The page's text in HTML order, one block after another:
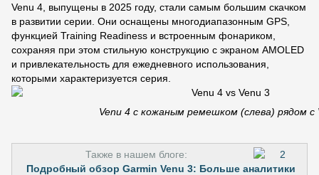
Venu 4, выпущены в 2025 году, стали самым большим скачком
в развитии серии. Они оснащены многодиапазонным GPS,
функцией Training Readiness и встроенным фонариком,
сохраняя при этом стильную конструкцию с экраном AMOLED
и привлекательность для ежедневного использования,
которыми характеризуется серия.
Venu 4 с кожаным ремешком (слева) рядом с
Также в нашем блоге:
Подробный обзор Garmin Venu 3: Больше аналитики